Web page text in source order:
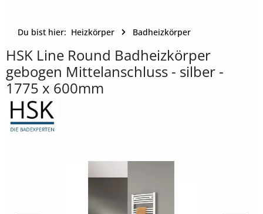
Du bist hier: Heizkörper Badheizkörper
HSK Line Round Badheizkörper
gebogen Mittelanschluss - silber -
1775 x 600mm